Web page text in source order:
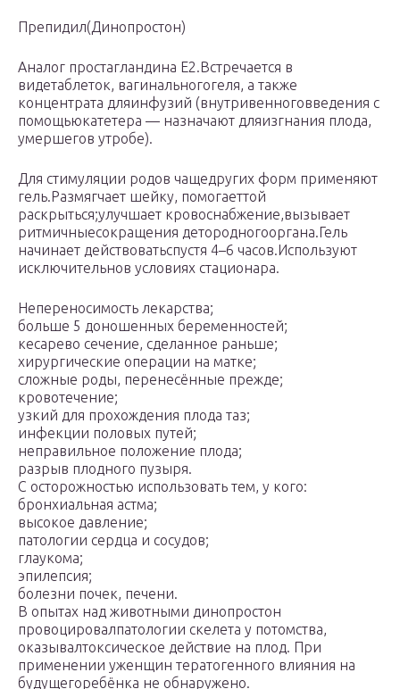
Препидил(Динопростон)
Аналог простагландина Е2.Встречается в
видетаблеток, вагинальногогеля, а также
концентрата дляинфузий (внутривенноговведения с
помощьюкатетера — назначают дляизгнания плода,
умершегов утробе).
Для стимуляции родов чащедругих форм применяют
гель.Размягчает шейку, помогаеттой
раскрыться;улучшает кровоснабжение,вызывает
ритмичныесокращения детородногооргана.Гель
начинает действоватьспустя 4–6 часов.Используют
исключительнов условиях стационара.
Непереносимость лекарства;
больше 5 доношенных беременностей;
кесарево сечение, сделанное раньше;
хирургические операции на матке;
сложные роды, перенесённые прежде;
кровотечение;
узкий для прохождения плода таз;
инфекции половых путей;
неправильное положение плода;
разрыв плодного пузыря.
С осторожностью использовать тем, у кого:
бронхиальная астма;
высокое давление;
патологии сердца и сосудов;
глаукома;
эпилепсия;
болезни почек, печени.
В опытах над животными динопростон
провоцировалпатологии скелета у потомства,
оказывалтоксическое действие на плод. При
применении уженщин тератогенного влияния на
будущегоребёнка не обнаружено.